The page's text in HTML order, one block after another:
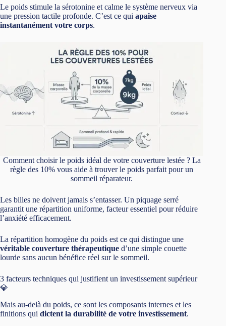
Le poids stimule la sérotonine et calme le système nerveux via
une pression tactile profonde. C’est ce qui apaise
instantanément votre corps.
Comment choisir le poids idéal de votre couverture lestée ? La
règle des 10% vous aide à trouver le poids parfait pour un
sommeil réparateur.
Les billes ne doivent jamais s’entasser. Un piquage serré
garantit une répartition uniforme, facteur essentiel pour réduire
l’anxiété efficacement.
La répartition homogène du poids est ce qui distingue une
véritable couverture thérapeutique d’une simple couette
lourde sans aucun bénéfice réel sur le sommeil.
3 facteurs techniques qui justifient un investissement supérieur
💎
Mais au-delà du poids, ce sont les composants internes et les
finitions qui dictent la durabilité de votre investissement.